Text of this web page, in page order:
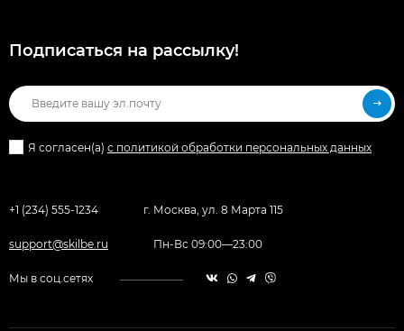
Подписаться на рассылкy!
Я согласен(a) с политикой обработки персональных данных
+1 (234) 555-1234 г. Москва, ул. 8 Марта 115
support@skilbe.ru Пн-Вс 09:00—23:00
Мы в соц.сетях